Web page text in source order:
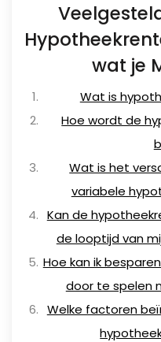
wat je
Wat is
Hoe wordt de
Wat is het
variabele
Kan de
de looptijd van
Hoe kan ik
door te spelen
Welke factoren